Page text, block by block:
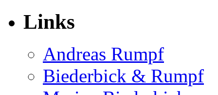
Links
Andreas Rumpf
Biederbick & Rumpf